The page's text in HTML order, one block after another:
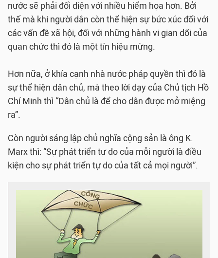
nước sẽ phải đối diện với nhiều hiểm họa hơn. Bởi
thế mà khi người dân còn thể hiện sự bức xúc đối với
các vấn đề xã hội, đối với những hành vi gian dối của
quan chức thì đó là một tín hiệu mừng.
Hơn nữa, ở khía cạnh nhà nước pháp quyền thì đó là
sự thể hiện dân chủ, mà theo lời dạy của Chủ tịch Hồ
Chí Minh thì “Dân chủ là để cho dân được mở miệng
ra”.
Còn người sáng lập chủ nghĩa cộng sản là ông K.
Marx thì: “Sự phát triển tự do của mỗi người là điều
kiện cho sự phát triển tự do của tất cả mọi người”.